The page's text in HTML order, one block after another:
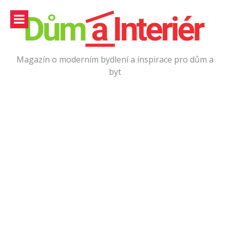
obsah
Magazín o moderním bydlení a inspirace pro dům a
byt